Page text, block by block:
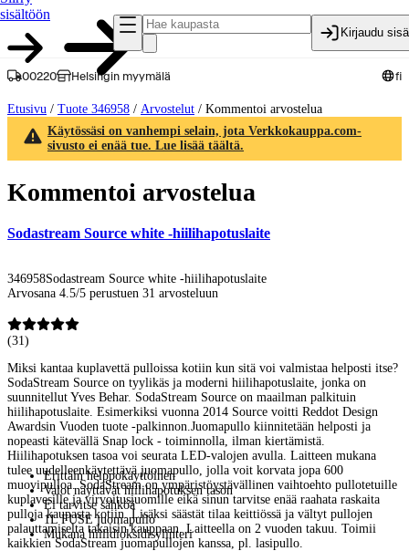
sisältöön
Kirjaudu
00220 Helsingin myymälä fi
Etusivu / Tuote 346958 / Arvostelut / Kommentoi arvostelua
Käytössäsi on vanhempi selain, jota Verkkokauppa.com-
sivusto ei enää tue. Lue lisää täältä.
Kommentoi arvostelua
Sodastream Source white -hiilihapotuslaite
346958Sodastream Source white -hiilihapotuslaite
Arvosana 4.5/5 perustuen 31 arvosteluun
(31 )
Miksi kantaa kuplavettä pulloissa kotiin kun sitä voi valmistaa helposti itse?
SodaStream Source on tyylikäs ja moderni hiilihapotuslaite, jonka on
suunnitellut Yves Behar. SodaStream Source on maailman palkituin
hiilihapotuslaite. Esimerkiksi vuonna 2014 Source voitti Reddot Design
Awardsin Vuoden tuote -palkinnon.Juomapullo kiinnitetään helposti ja
nopeasti kätevällä Snap lock - toiminnolla, ilman kiertämistä.
Hiilihapotuksen tasoa voi seurata LED-valojen avulla. Laitteen mukana
tulee uudelleenkäytettävä juomapullo, jolla voit korvata jopa 600
muovipulloa. SodaStream on ympäristöystävällinen vaihtoehto pullotetuille
kuplavesille ja virvoitusjuomille eikä sinun tarvitse enää raahata raskaita
pulloja kaupasta kotiin. Lisäksi säästät tilaa keittiössä ja vältyt pullojen
palauttamiselta takaisin kauppaan. Laitteella on 2 vuoden takuu. Toimii
kaikkien SodaStream juomapullojen kanssa, pl. lasipullo.
Erittäin helppokäyttöinen
Valot näyttävät hiilihapotuksen tason
Ei tarvitse sähköä
1L FUSE juomapullo
Mukana hiilidioksidisylinteri